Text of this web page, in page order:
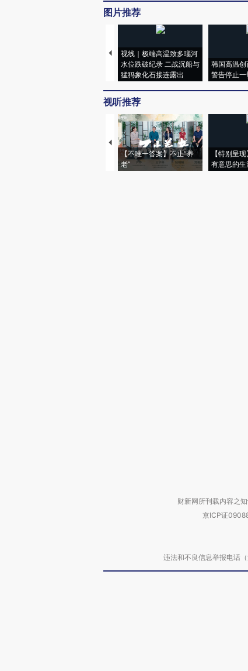
图片推荐
视线｜极端高温致多瑙河
水位跌破纪录 二战沉船与
猛犸象化石接连露出
韩国高温创
警告停止一
视听推荐
【不唯一答案】不止“养
老”
【特别呈
有意思的生
财新网所刊载内容之
京ICP证
违法和不良信息举报电话